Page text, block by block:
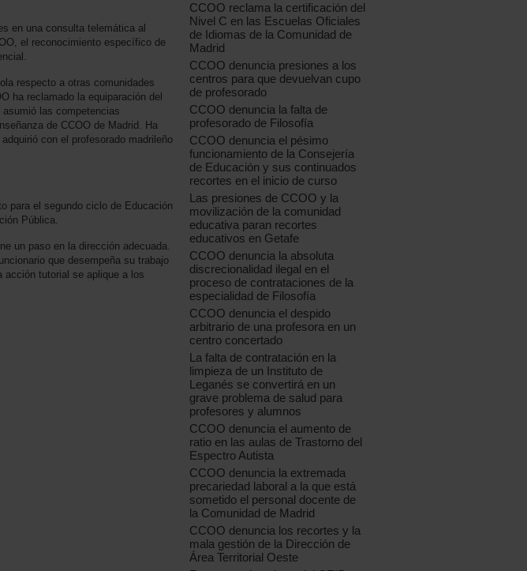
en una consulta telemática al
el reconocimiento específico de
respecto a otras comunidades
ha reclamado la equiparación del
las competencias
de CCOO de Madrid. Ha
con el profesorado madrileño
para el segundo ciclo de Educación
Pública.
un paso en la dirección adecuada.
que desempeña su trabajo
acción tutorial se aplique a los
CCOO reclama la certificación del
Nivel C en las Escuelas Oficiales
de Idiomas de la Comunidad de
Madrid
CCOO denuncia presiones a los
centros para que devuelvan cupo
de profesorado
CCOO denuncia la falta de
profesorado de Filosofía
CCOO denuncia el pésimo
funcionamiento de la Consejería
de Educación y sus continuados
recortes en el inicio de curso
Las presiones de CCOO y la
movilización de la comunidad
educativa paran recortes
educativos en Getafe
CCOO denuncia la absoluta
discrecionalidad ilegal en el
proceso de contrataciones de la
especialidad de Filosofía
CCOO denuncia el despido
arbitrario de una profesora en un
centro concertado
La falta de contratación en la
limpieza de un Instituto de
Leganés se convertirá en un
grave problema de salud para
profesores y alumnos
CCOO denuncia el aumento de
ratio en las aulas de Trastorno del
Espectro Autista
CCOO denuncia la extremada
precariedad laboral a la que está
sometido el personal docente de
la Comunidad de Madrid
CCOO denuncia los recortes y la
mala gestión de la Dirección de
Área Territorial Oeste